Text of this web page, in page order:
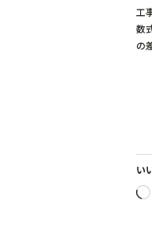
工
数
の
い
読